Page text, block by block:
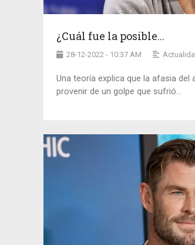
¿Cuál fue la posible...
28-12-2022 - 10:37 AM
Una teoría explica que la afasia del
provenir de un golpe que sufrió...